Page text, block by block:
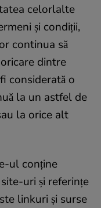
celorlalte
și condiții,
continua să
dintre
considerată o
la un astfel de
la orice alt
ul conține
uri și referințe
linkuri și surse